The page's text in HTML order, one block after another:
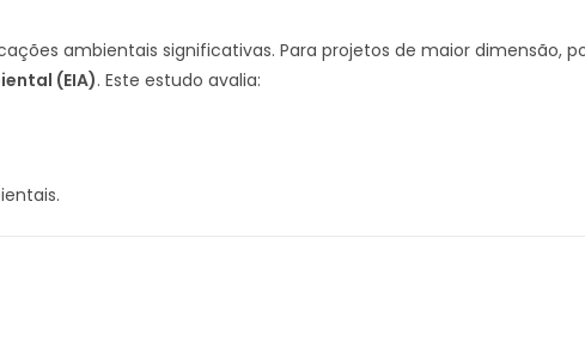
ambientais significativas. Para projetos de maior dimensão,
(EIA). Este estudo avalia: